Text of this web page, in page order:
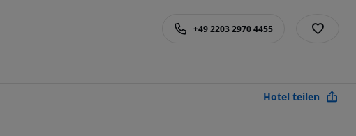
+49 2203 2970 4455
Hotel teilen